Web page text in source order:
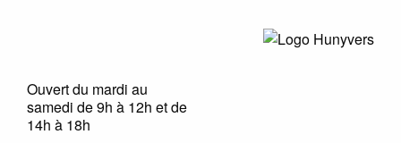
Ouvert du mardi au
samedi de 9h à 12h et de
14h à 18h